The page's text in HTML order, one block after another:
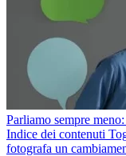
Parliamo sempre
Indice dei contenuti
fotografa un